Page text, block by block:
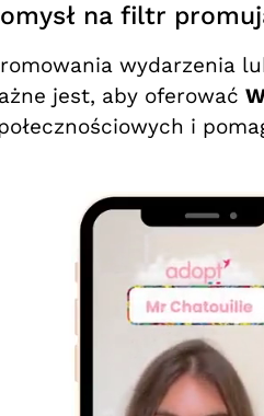
na filtr
wydarzenia
jest, aby oferować
i